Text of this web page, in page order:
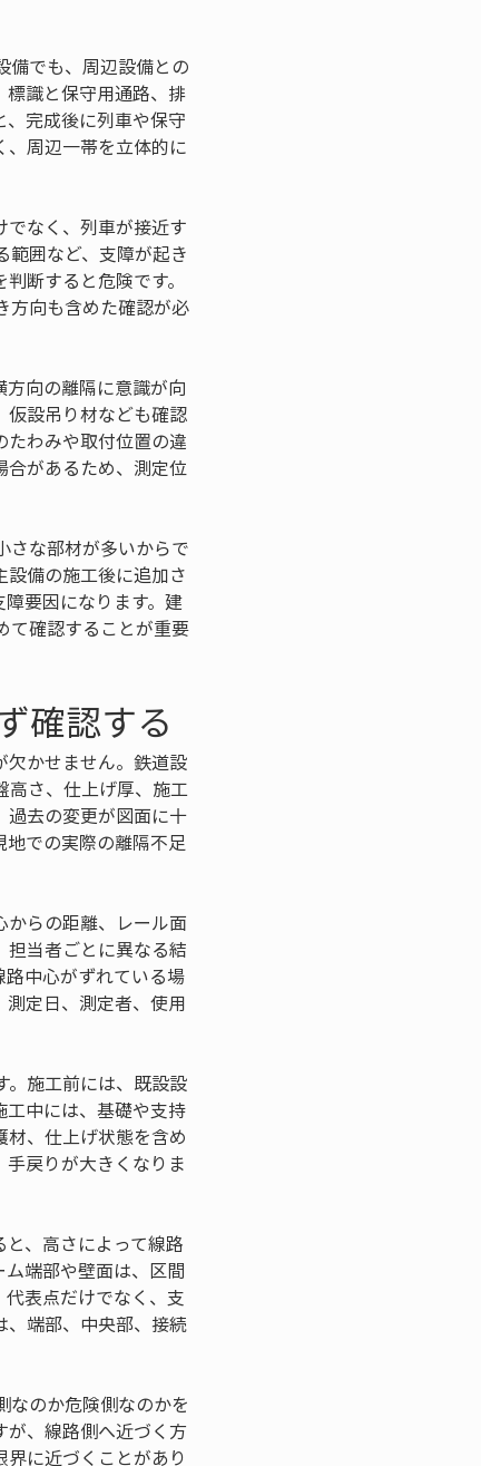
備でも、周辺設備との
識と保守用通路、排
完成後に列車や保守
周辺一帯を立体的に
なく、列車が接近す
範囲など、支障が起き
断すると危険です。
方向も含めた確認が必
向の離隔に意識が向
仮設吊り材なども確認
たわみや取付位置の違
合があるため、測定位
さな部材が多いからで
備の施工後に追加さ
要因になります。建
て確認することが重要
確認する
欠かせません。鉄道設
高さ、仕上げ厚、施工
過去の変更が図面に十
での実際の離隔不足
からの距離、レール面
担当者ごとに異なる結
中心がずれている場
定日、測定者、使用
。施工前には、既設設
工中には、基礎や支持
、仕上げ状態を含め
戻りが大きくなりま
、高さによって線路
端部や壁面は、区間
表点だけでなく、支
、端部、中央部、接続
なのか危険側なのかを
、線路側へ近づく方
に近づくことがあり